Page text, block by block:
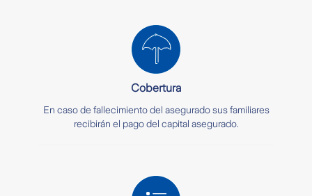
Cobertura
En caso de fallecimiento del asegurado sus familiares
recibirán el pago del capital asegurado.